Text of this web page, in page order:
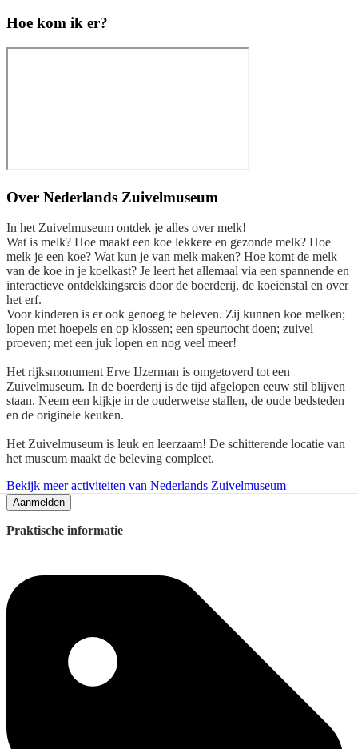
Hoe kom ik er?
Over Nederlands Zuivelmuseum
In het Zuivelmuseum ontdek je alles over melk!
Wat is melk? Hoe maakt een koe lekkere en gezonde melk? Hoe
melk je een koe? Wat kun je van melk maken? Hoe komt de melk
van de koe in je koelkast? Je leert het allemaal via een spannende en
interactieve ontdekkingsreis door de boerderij, de koeienstal en over
het erf.
Voor kinderen is er ook genoeg te beleven. Zij kunnen koe melken;
lopen met hoepels en op klossen; een speurtocht doen; zuivel
proeven; met een juk lopen en nog veel meer!
Het rijksmonument Erve IJzerman is omgetoverd tot een
Zuivelmuseum. In de boerderij is de tijd afgelopen eeuw stil blijven
staan. Neem een kijkje in de ouderwetse stallen, de oude bedsteden
en de originele keuken.
Het Zuivelmuseum is leuk en leerzaam! De schitterende locatie van
het museum maakt de beleving compleet.
Bekijk meer activiteiten van Nederlands Zuivelmuseum
Aanmelden
Praktische informatie